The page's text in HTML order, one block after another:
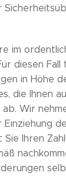
im
diesen
in Höhe
die Ihnen
ab. Wir
Einziehung
Ihren